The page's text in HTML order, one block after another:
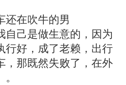
还在吹牛的男
自己是做生意的，因为
行好，成了老赖，出行
，那既然失败了，在外